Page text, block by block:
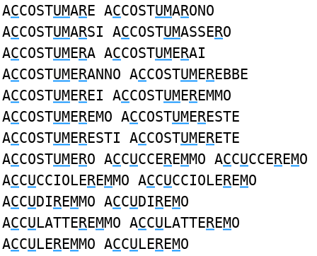
ACCOSTUMARE ACCOSTUMARONO
ACCOSTUMARSI ACCOSTUMASSERO
ACCOSTUMERA ACCOSTUMERAI
ACCOSTUMERANNO ACCOSTUMEREBBE
ACCOSTUMEREI ACCOSTUMEREMMO
ACCOSTUMEREMO ACCOSTUMERESTE
ACCOSTUMERESTI ACCOSTUMERETE
ACCOSTUMERO ACCUCCEREMMO ACCUCCEREMO
ACCUCCIOLEREMMO ACCUCCIOLEREMO
ACCUDIREMMO ACCUDIREMO
ACCULATTEREMMO ACCULATTEREMO
ACCULEREMMO ACCULEREMO